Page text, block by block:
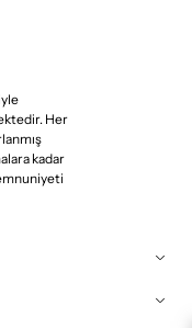
Her
kadar